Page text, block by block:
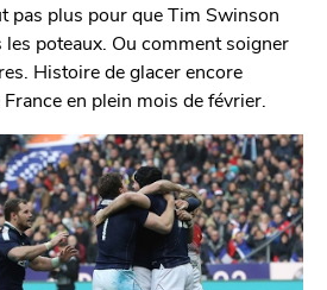
pas plus pour que Tim Swinson
poteaux. Ou comment soigner
Histoire de glacer encore
en plein mois de février.